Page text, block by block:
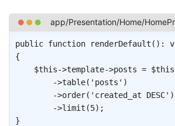
public function renderDefault ( ) :
{
$this->template->posts = $this
->table( 'posts' )
->order( 'created_at DESC' )
->limit (5) ;
}